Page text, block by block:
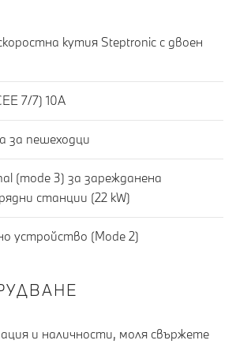
кутия Steptronic c двоен
7/7) 10A
за пешеходци
(mode 3) за зарежданена
станции (22 kW)
устройство (Mode 2)
и наличности, моля свържете